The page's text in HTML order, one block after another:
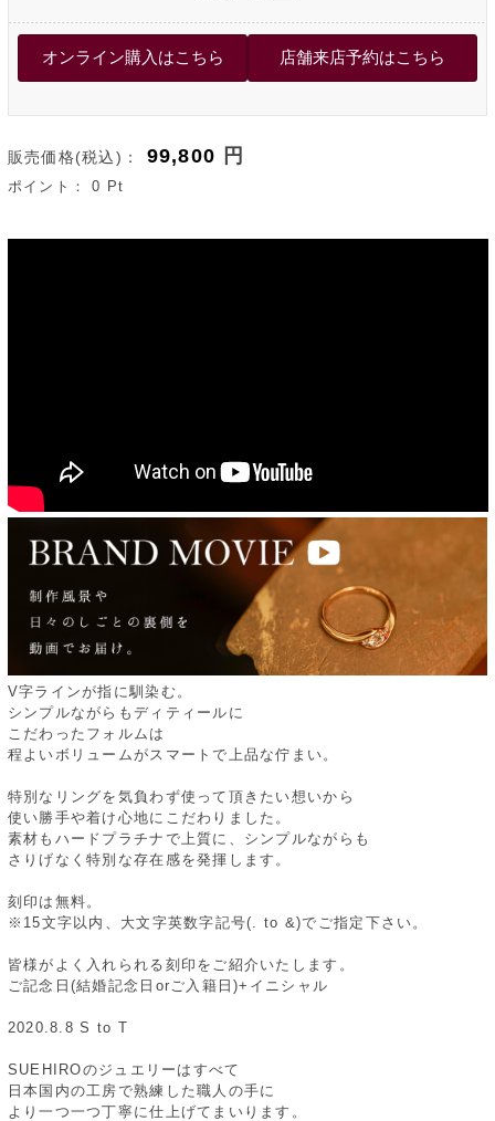
販売価格(税込)： 99,800 円
ポイント：0 Pt
V字ラインが指に馴染む。
シンプルながらもディティールに
こだわったフォルムは
程よいボリュームがスマートで上品な佇まい。
特別なリングを気負わず使って頂きたい想いから
使い勝手や着け心地にこだわりました。
素材もハードプラチナで上質に、シンプルながらも
さりげなく特別な存在感を発揮します。
刻印は無料。
※15文字以内、大文字英数字記号(. to &)でご指定下さい。
皆様がよく入れられる刻印をご紹介いたします。
ご記念日(結婚記念日orご入籍日)+イニシャル
2020.8.8 S to T
SUEHIROのジュエリーはすべて
日本国内の工房で熟練した職人の手に
より一つ一つ丁寧に仕上げてまいります。